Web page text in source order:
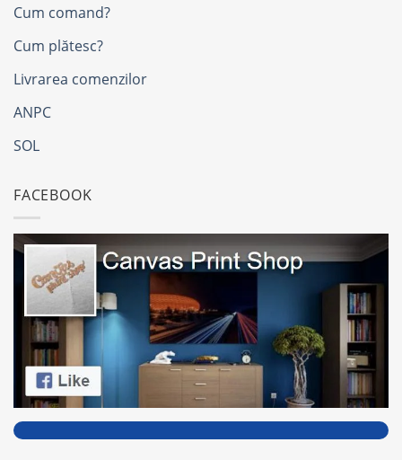
Cum comand?
Cum plătesc?
Livrarea comenzilor
ANPC
SOL
FACEBOOK